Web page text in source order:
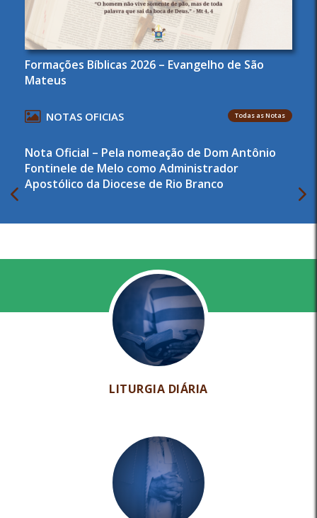
Formações Bíblicas 2026 – Evangelho de São
Mateus
NOTAS OFICIAS Todas as Notas
Nota Oficial – Pela nomeação de Dom Antônio
Fontinele de Melo como Administrador
Apostólico da Diocese de Rio Branco
LITURGIA DIÁRIA